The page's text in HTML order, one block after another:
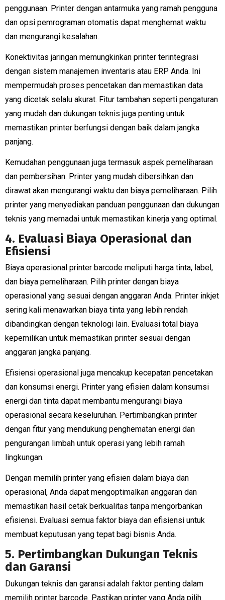
penggunaan. Printer dengan antarmuka yang ramah pengguna
dan opsi pemrograman otomatis dapat menghemat waktu
dan mengurangi kesalahan.
Konektivitas jaringan memungkinkan printer terintegrasi
dengan sistem manajemen inventaris atau ERP Anda. Ini
mempermudah proses pencetakan dan memastikan data
yang dicetak selalu akurat. Fitur tambahan seperti pengaturan
yang mudah dan dukungan teknis juga penting untuk
memastikan printer berfungsi dengan baik dalam jangka
panjang.
Kemudahan penggunaan juga termasuk aspek pemeliharaan
dan pembersihan. Printer yang mudah dibersihkan dan
dirawat akan mengurangi waktu dan biaya pemeliharaan. Pilih
printer yang menyediakan panduan penggunaan dan dukungan
teknis yang memadai untuk memastikan kinerja yang optimal.
4. Evaluasi Biaya Operasional dan
Efisiensi
Biaya operasional printer barcode meliputi harga tinta, label,
dan biaya pemeliharaan. Pilih printer dengan biaya
operasional yang sesuai dengan anggaran Anda. Printer inkjet
sering kali menawarkan biaya tinta yang lebih rendah
dibandingkan dengan teknologi lain. Evaluasi total biaya
kepemilikan untuk memastikan printer sesuai dengan
anggaran jangka panjang.
Efisiensi operasional juga mencakup kecepatan pencetakan
dan konsumsi energi. Printer yang efisien dalam konsumsi
energi dan tinta dapat membantu mengurangi biaya
operasional secara keseluruhan. Pertimbangkan printer
dengan fitur yang mendukung penghematan energi dan
pengurangan limbah untuk operasi yang lebih ramah
lingkungan.
Dengan memilih printer yang efisien dalam biaya dan
operasional, Anda dapat mengoptimalkan anggaran dan
memastikan hasil cetak berkualitas tanpa mengorbankan
efisiensi. Evaluasi semua faktor biaya dan efisiensi untuk
membuat keputusan yang tepat bagi bisnis Anda.
5. Pertimbangkan Dukungan Teknis
dan Garansi
Dukungan teknis dan garansi adalah faktor penting dalam
memilih printer barcode. Pastikan printer yang Anda pilih